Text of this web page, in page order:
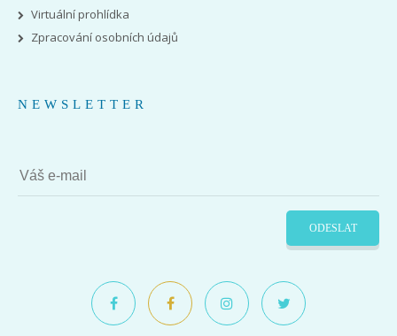
Virtuální prohlídka
Zpracování osobních údajů
NEWSLETTER
ODESLAT